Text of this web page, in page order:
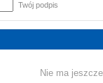
Twój podpis
Nie ma